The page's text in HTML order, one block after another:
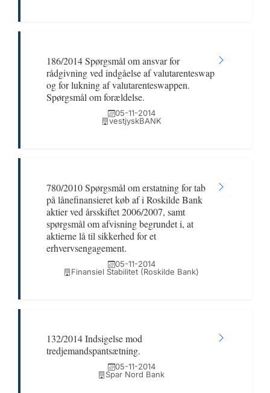
186/2014 Spørgsmål om ansvar for
rådgivning ved indgåelse af valutarenteswap
og for lukning af valutarenteswappen.
Spørgsmål om forældelse.
05-11-2014
vestjyskBANK
780/2010 Spørgsmål om erstatning for tab
på lånefinansieret køb af i Roskilde Bank
aktier ved årsskiftet 2006/2007, samt
spørgsmål om afvisning begrundet i, at
aktierne lå til sikkerhed for et
erhvervsengagement.
05-11-2014
Finansiel Stabilitet (Roskilde Bank)
132/2014 Indsigelse mod
tredjemandspantsætning.
05-11-2014
Spar Nord Bank